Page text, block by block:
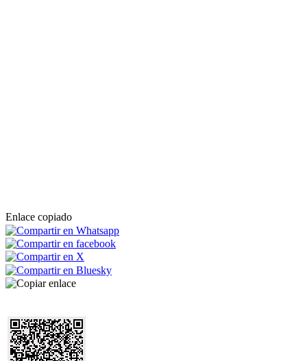
Enlace copiado